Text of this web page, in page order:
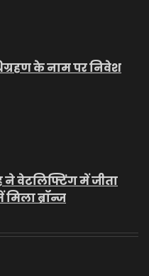
के नाम पर निवेश
वेटलिफ्टिंग में जीता
ब्रॉन्ज